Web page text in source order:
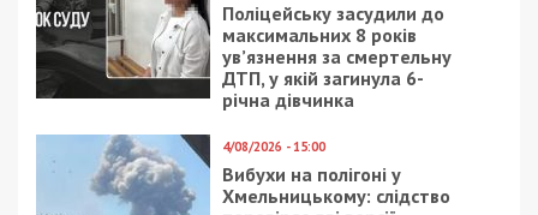
Поліцейську засудили до
максимальних 8 років
ув’язнення за смертельну
ДТП, у якій загинула 6-
річна дівчинка
4/08/2026 - 15:00
Вибухи на полігоні у
Хмельницькому: слідство